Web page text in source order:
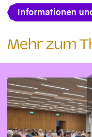
Informationen
Mehr zum